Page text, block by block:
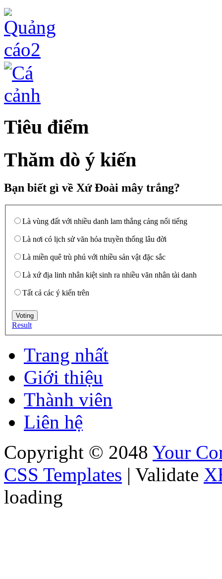
Tiêu điểm
Thăm dò ý kiến
Bạn biết gì về Xứ Đoài mây trắng?
Là vùng đất với nhiều danh lam thắng cảng nổi tiếng
Là nơi có lịch sử văn hóa truyền thống lâu đời
Là miền quê trù phú với nhiều sản vật đặc sắc
Là xứ địa linh nhân kiệt sinh ra nhiều văn nhân tài danh
Tất cả các ý kiến trên
Result
Trang nhất
Giới thiệu
Thành viên
Liên hệ
Copyright © 2048 Your
CSS Templates | Validate
loading